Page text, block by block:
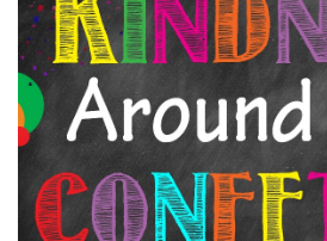
Sticker Harta Lumii
Stickere Cu Model Repetitiv
Stickere Perete Pentru Camera De
Zi
Stickere Pentru Bucatarie
Stickere pentru Usi
Stickere pentru Scari